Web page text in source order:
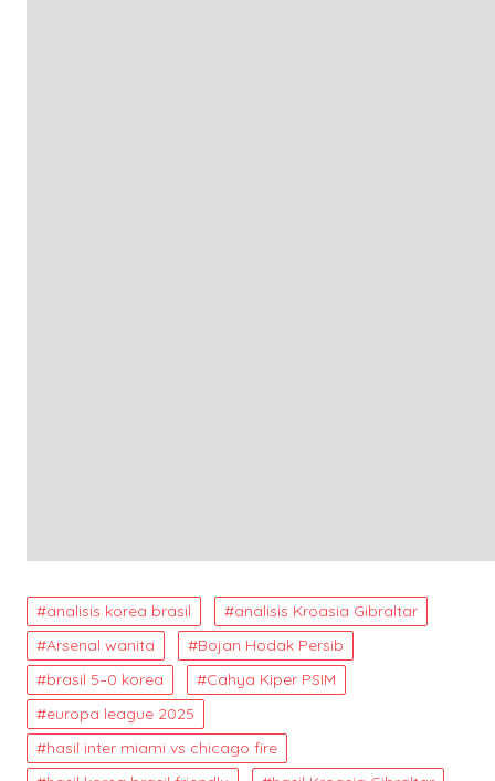
analisis korea brasil
analisis Kroasia Gibraltar
Arsenal wanita
Bojan Hodak Persib
brasil 5–0 korea
Cahya Kiper PSIM
europa league 2025
hasil inter miami vs chicago fire